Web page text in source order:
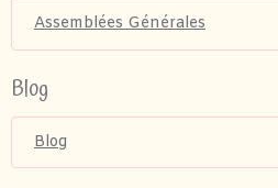
Assemblées Générales
Blog
Blog